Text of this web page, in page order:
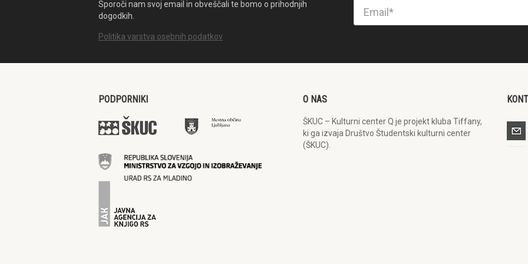
Sporoči nam svoj email in obveščali te bomo o prihodnjih
dogodkih.
Politika varstva osebnih podatkov
PODPORNIKI O NAS
ŠKUC – Kulturni center Q je projekt kluba Tiffany,
ki ga izvaja Društvo Študentski kulturni center
(ŠKUC).